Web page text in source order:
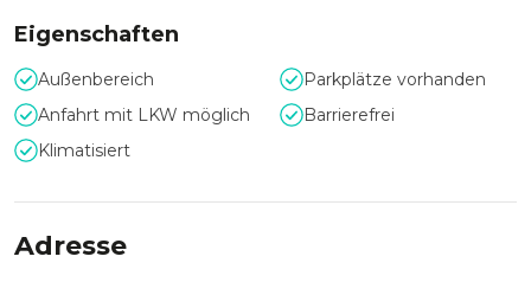
Eigenschaften
Außenbereich
Parkplätze vorhanden
Anfahrt mit LKW möglich
Barrierefrei
Klimatisiert
Adresse